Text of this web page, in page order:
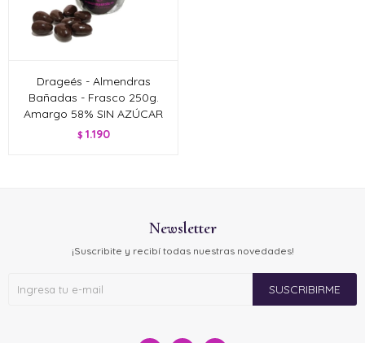
Drageés - Almendras
Bañadas - Frasco 250g.
Amargo 58% SIN AZÚCAR
$ 1.190
Newsletter
¡Suscribite y recibí todas nuestras novedades!
SUSCRIBIRME